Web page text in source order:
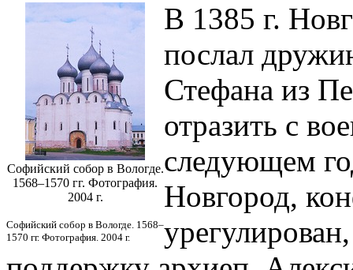
Софийский собор в Вологде.
1568–1570 гг. Фотография.
2004 г.
Софийский собор в Вологде. 1568–
1570 гг. Фотография. 2004 г.
В 1385 г.
послал
Стефана из
отразить с
следующем
Новгород,